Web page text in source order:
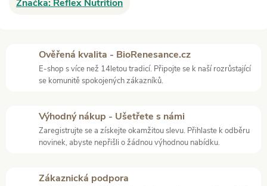
Značka: Reflex Nutrition
Ověřená kvalita - BioRenesance.cz
E-shop s více než 14letou tradicí. Připojte se k naší rozrůstající
se komunitě spokojených zákazníků.
Výhodný nákup - Ušetřete s námi
Zaregistrujte se a získejte okamžitou slevu. Přihlaste k odběru
novinek, abyste nepřišli o žádnou výhodnou nabídku.
Zákaznická podpora